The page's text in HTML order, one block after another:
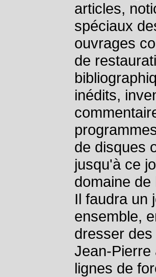
articles,
spéciaux
ouvrages
de
inédits,
de disques
jusqu'à ce
domaine de
Il faudra un
ensemble,
dresser
Jean-Pierre
lignes de